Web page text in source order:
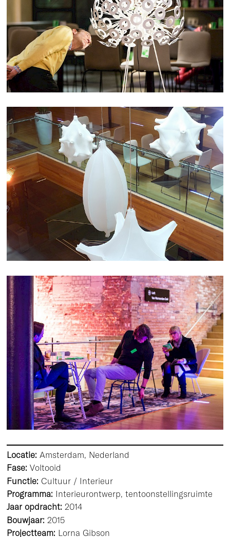
Locatie: Amsterdam, Nederland
Fase: Voltooid
Functie: Cultuur / Interieur
Programma: Interieurontwerp, tentoonstellingsruimte
Jaar opdracht: 2014
Bouwjaar: 2015
Projectteam: Lorna Gibson